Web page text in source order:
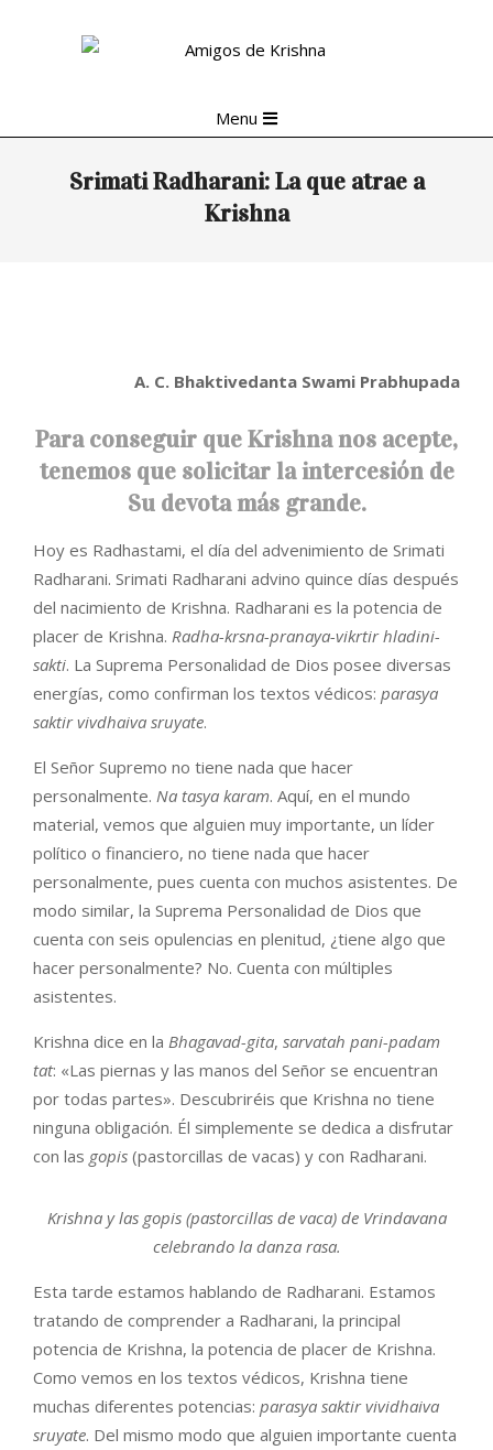
Navigation
Menu
Srimati Radharani: La que atrae a
Krishna
A. C. Bhaktivedanta Swami Prabhupada
Para conseguir que Krishna nos acepte,
tenemos que solicitar la intercesión de
Su devota más grande.
Hoy es Radhastami, el día del advenimiento de Srimati
Radharani. Srimati Radharani advino quince días después
del nacimiento de Krishna. Radharani es la potencia de
placer de Krishna. Radha-krsna-pranaya-vikrtir hladini-
sakti. La Suprema Personalidad de Dios posee diversas
energías, como confirman los textos védicos: parasya
saktir vivdhaiva sruyate.
El Señor Supremo no tiene nada que hacer
personalmente. Na tasya karam. Aquí, en el mundo
material, vemos que alguien muy importante, un líder
político o financiero, no tiene nada que hacer
personalmente, pues cuenta con muchos asistentes. De
modo similar, la Suprema Personalidad de Dios que
cuenta con seis opulencias en plenitud, ¿tiene algo que
hacer personalmente? No. Cuenta con múltiples
asistentes.
Krishna dice en la Bhagavad-gita, sarvatah pani-padam
tat: «Las piernas y las manos del Señor se encuentran
por todas partes». Descubriréis que Krishna no tiene
ninguna obligación. Él simplemente se dedica a disfrutar
con las gopis (pastorcillas de vacas) y con Radharani.
Krishna y las gopis (pastorcillas de vaca) de Vrindavana
celebrando la danza rasa.
Esta tarde estamos hablando de Radharani. Estamos
tratando de comprender a Radharani, la principal
potencia de Krishna, la potencia de placer de Krishna.
Como vemos en los textos védicos, Krishna tiene
muchas diferentes potencias: parasya saktir vividhaiva
sruyate. Del mismo modo que alguien importante cuenta